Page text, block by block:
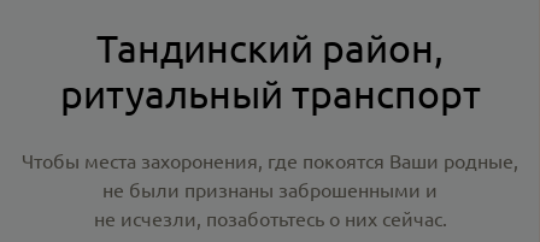
Тандинский район,
ритуальный транспорт
Чтобы места захоронения, где покоятся Ваши родные,
не были признаны заброшенными и
не исчезли, позаботьтесь о них сейчас.